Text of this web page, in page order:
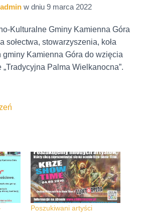
admin w dniu 9 marca 2022
Kulturalne Gminy Kamienna Góra
sołectwa, stowarzyszenia, koła
Kamienna Góra do wzięcia
„Tradycyjna Palma Wielkanocna”.
Poszukiwani artyści